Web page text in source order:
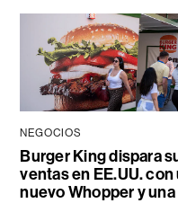
NEGOCIOS
Burger King dispara
ventas en EE.UU. con
nuevo Whopper y una